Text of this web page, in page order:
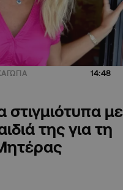
14:48
με
της για τη